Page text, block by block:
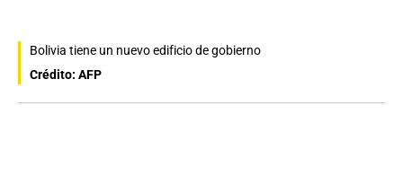
Bolivia tiene un nuevo edificio de gobierno
Crédito: AFP